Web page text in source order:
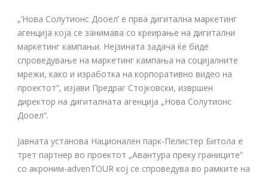
„’Нова Солутионс Дооел’ е прва дигитална маркетинг
агенција која се занимава со креирање на дигитални
маркетинг кампањи. Нејзината задача ќе биде
спроведување на маркетинг кампања на социјалните
мрежи, како и изработка на корпоративно видео на
проектот“, изјави Предраг Стојковски, извршен
директор на дигиталната агенција „Нова Солутионс
Дооел“.
Јавната установа Национален парк-Пелистер Битола е
трет партнер во проектот „Авантура преку границите“
со акроним-advenTOUR кој се спроведува во рамките на